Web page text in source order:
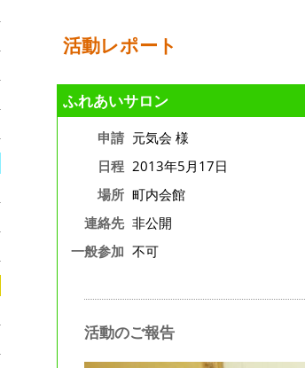
活動レポート
ふれあいサロン
申請 元気会 様
日程 2013年5月17日
場所 町内会館
連絡先 非公開
一般参加 不可
活動のご報告